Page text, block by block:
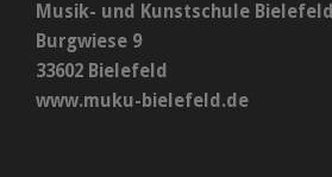
Musik- und Kunstschule Bielefeld
Burgwiese 9
33602 Bielefeld
www.muku-bielefeld.de